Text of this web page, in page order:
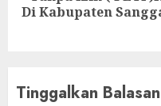
post:
Di Kabupaten
Tinggalkan Balasan